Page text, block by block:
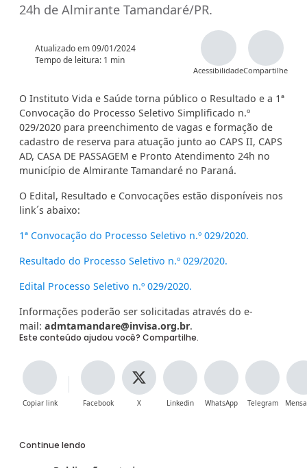
24h de Almirante Tamandaré/PR.
Atualizado em09/01/2024
Tempo de leitura: 1 min
AcessibilidadeCompartilhe
O Instituto Vida e Saúde torna público o Resultado e a 1ª
Convocação do Processo Seletivo Simplificado n.º
029/2020 para preenchimento de vagas e formação de
cadastro de reserva para atuação junto ao CAPS II, CAPS
AD, CASA DE PASSAGEM e Pronto Atendimento 24h no
município de Almirante Tamandaré no Paraná.
O Edital, Resultado e Convocações estão disponíveis nos
link´s abaixo:
1ª Convocação do Processo Seletivo n.º 029/2020.
Resultado do Processo Seletivo n.º 029/2020.
Edital Processo Seletivo n.º 029/2020.
Informações poderão ser solicitadas através do e-
mail: admtamandare@invisa.org.br.
Este conteúdo ajudou você? Compartilhe.
Copiar link Facebook X Linkedin WhatsApp Telegram
Continue lendo